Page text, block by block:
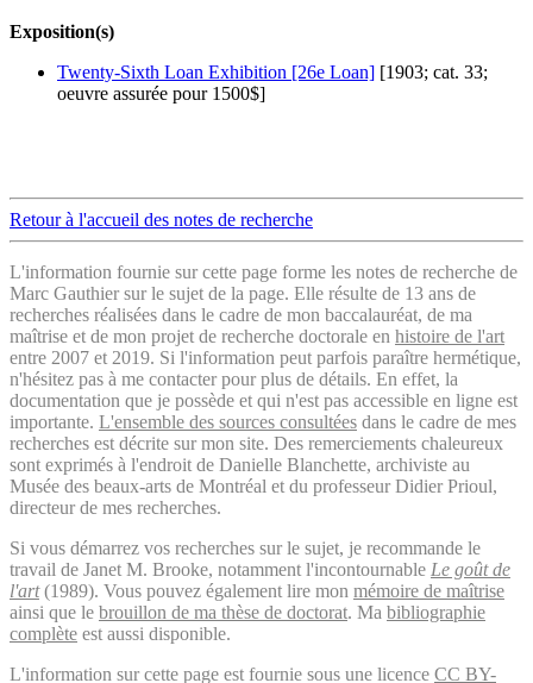
Exposition(s)
Twenty-Sixth Loan Exhibition [26e Loan] [1903; cat. 33;
oeuvre assurée pour 1500$]
Retour à l'accueil des notes de recherche
L'information fournie sur cette page forme les notes de recherche de
Marc Gauthier sur le sujet de la page. Elle résulte de 13 ans de
recherches réalisées dans le cadre de mon baccalauréat, de ma
maîtrise et de mon projet de recherche doctorale en histoire de l'art
entre 2007 et 2019. Si l'information peut parfois paraître hermétique,
n'hésitez pas à me contacter pour plus de détails. En effet, la
documentation que je possède et qui n'est pas accessible en ligne est
importante. L'ensemble des sources consultées dans le cadre de mes
recherches est décrite sur mon site. Des remerciements chaleureux
sont exprimés à l'endroit de Danielle Blanchette, archiviste au
Musée des beaux-arts de Montréal et du professeur Didier Prioul,
directeur de mes recherches.
Si vous démarrez vos recherches sur le sujet, je recommande le
travail de Janet M. Brooke, notamment l'incontournable Le goût de
l'art(1989). Vous pouvez également lire mon mémoire de maîtrise
ainsi que le brouillon de ma thèse de doctorat. Ma bibliographie
complète est aussi disponible.
L'information sur cette page est fournie sous une licence CC BY-